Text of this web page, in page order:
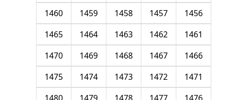
1456
1457
1458
1459
1460
1461
1462
1463
1464
1465
1466
1467
1468
1469
1470
1471
1472
1473
1474
1475